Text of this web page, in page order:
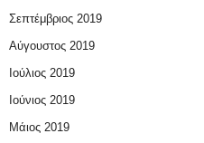
Σεπτέμβριος 2019
Αύγουστος 2019
Ιούλιος 2019
Ιούνιος 2019
Μάιος 2019